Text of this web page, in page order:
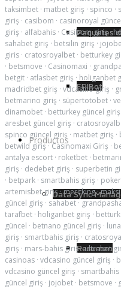
Paquetes
EPIBot
Productos
Data Sync
Resumen
taksimbet · matbet giriş · spinco ·
giriş · casibom · casinoroyal
giriş · alfabahis · Casibom giriş·
sahabet giriş · betsilin giriş ·
giris · cratosroyalbet · betturkey
· betsmove · Casinomaxi ·
betgit · atlasbet giriş · holiganbet
madridbet giriş · vdcasino giriş ·
betmarino giriş · süpertotobet ·
dinamobet · betturkey güncel giriş
aresbet güncel giriş ·
spinco güncel giriş · matbet giriş ·
betwild giriş·Casinomaxi Giriş ·
antalya escort · roketbet ·
giriş · dedebet giriş · superbetin
· betpark · smartbahis giriş ·
artemisbet giriş·meritking·
güncel giriş · sahabet ·
tarafbet · holiganbet giriş ·
güncel · betnano güncel giriş ·
giriş · smartbahis giriş ·
giriş · mars-bahis giriş·ultrabet
casinoas · vdcasino güncel giriş ·
vdcasino güncel giriş · smartbahis
güncel giriş · jojobet · betsmove ·